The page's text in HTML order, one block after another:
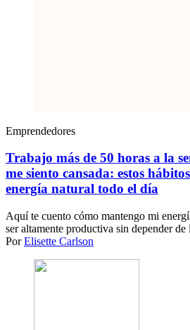
Emprendedores
Trabajo más de 50 horas a la
me siento cansada: estos
energía natural todo el día
Aquí te cuento cómo mantengo mi
ser altamente productiva sin depender de
PorElisette Carlson